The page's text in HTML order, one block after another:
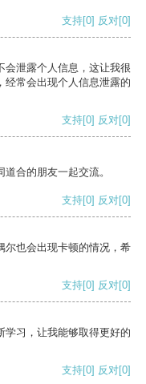
支持[0] 反对[0]
会泄露个人信息，这让我很
经常会出现个人信息泄露的
支持[0] 反对[0]
合的朋友一起交流。
支持[0] 反对[0]
尔也会出现卡顿的情况，希
支持[0] 反对[0]
学习，让我能够取得更好的
支持[0] 反对[0]